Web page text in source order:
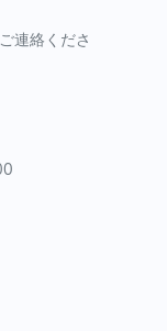
連絡くださ